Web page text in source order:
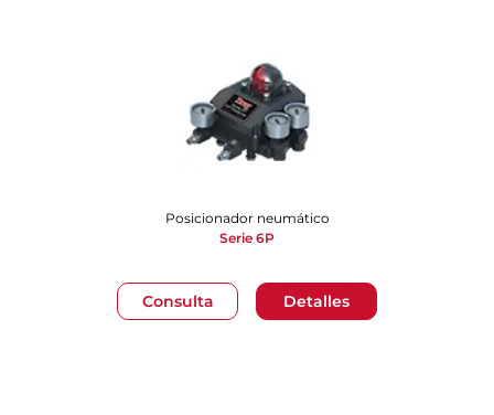
Consulta Detalles
Posicionador neumático
Serie 6P